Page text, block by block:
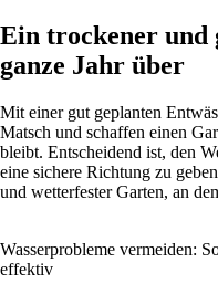
Ein trockener und
ganze Jahr über
Mit einer gut geplanten
Matsch und schaffen einen
bleibt. Entscheidend ist, den
eine sichere Richtung zu
und wetterfester Garten, an
Wasserprobleme vermeiden:
effektiv